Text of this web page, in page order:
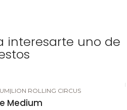
interesarte uno de
|LION ROLLING CIRCUS
Medium